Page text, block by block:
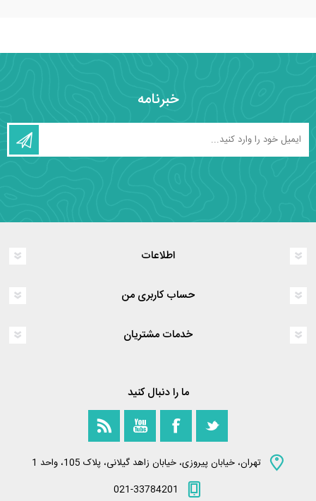
خبرنامه
اطلاعات
حساب کاربری من
خدمات مشتریان
ما را دنبال کنید
تهران، خیابان پیروزی، خیابان زاهد گیلانی، پلاک 105، واحد 1
021-33784201